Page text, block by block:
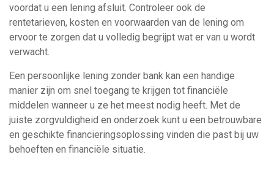
voordat u een lening afsluit. Controleer ook de
rentetarieven, kosten en voorwaarden van de lening om
ervoor te zorgen dat u volledig begrijpt wat er van u wordt
verwacht.
Een persoonlijke lening zonder bank kan een handige
manier zijn om snel toegang te krijgen tot financiële
middelen wanneer u ze het meest nodig heeft. Met de
juiste zorgvuldigheid en onderzoek kunt u een betrouwbare
en geschikte financieringsoplossing vinden die past bij uw
behoeften en financiële situatie.